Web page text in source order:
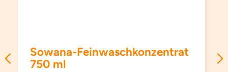
Sowana-Feinwaschkonzentrat
750 ml